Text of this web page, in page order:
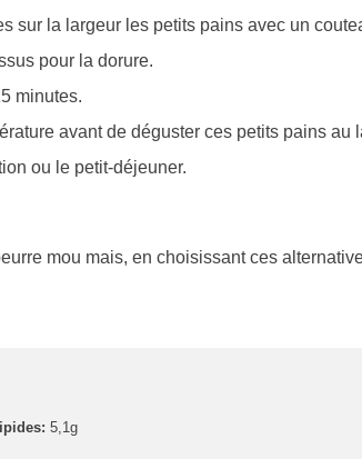
sur la largeur les petits pains avec un
pour la dorure.
minutes.
avant de déguster ces petits pains au
ou le petit-déjeuner.
mou mais, en choisissant ces
5,1g